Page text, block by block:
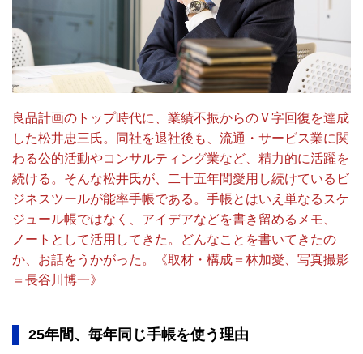
良品計画のトップ時代に、業績不振からのＶ字回復を達成
した松井忠三氏。同社を退社後も、流通・サービス業に関
わる公的活動やコンサルティング業など、精力的に活躍を
続ける。そんな松井氏が、二十五年間愛用し続けているビ
ジネスツールが能率手帳である。手帳とはいえ単なるスケ
ジュール帳ではなく、アイデアなどを書き留めるメモ、
ノートとして活用してきた。どんなことを書いてきたの
か、お話をうかがった。《取材・構成＝林加愛、写真撮影
＝長谷川博一》
25年間、毎年同じ手帳を使う理由